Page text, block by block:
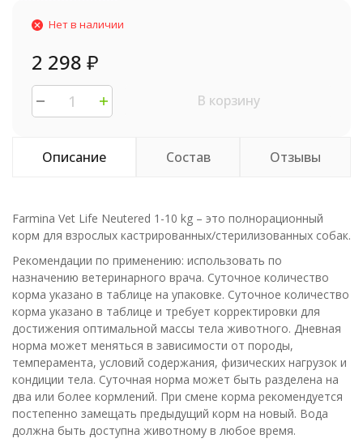
Нет в наличии
2 298 ₽
В корзину
Описание Состав Отзывы
Farmina Vet Life Neutered 1-10 kg – это полнорационный
корм для взрослых кастрированных/стерилизованных собак.
Рекомендации по применению: использовать по
назначению ветеринарного врача. Суточное количество
корма указано в таблице на упаковке. Суточное количество
корма указано в таблице и требует корректировки для
достижения оптимальной массы тела животного. Дневная
норма может меняться в зависимости от породы,
темперамента, условий содержания, физических нагрузок и
кондиции тела. Суточная норма может быть разделена на
два или более кормлений. При смене корма рекомендуется
постепенно замещать предыдущий корм на новый. Вода
должна быть доступна животному в любое время.